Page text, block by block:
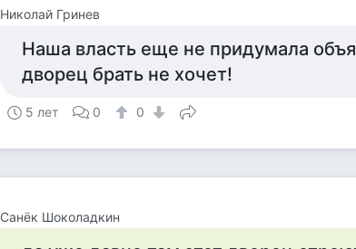
Николай Гринев
Наша власть еще не придумала
дворец брать не хочет!
5 лет 0 0
Санёк Шоколадкин